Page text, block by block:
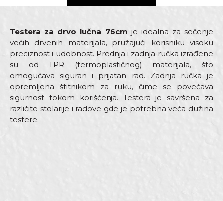
Testera za drvo lučna 76cm je idealna za sečenje
većih drvenih materijala, pružajući korisniku visoku
preciznost i udobnost. Prednja i zadnja ručka izrađene
su od TPR (termoplastičnog) materijala, što
omogućava siguran i prijatan rad. Zadnja ručka je
opremljena štitnikom za ruku, čime se povećava
sigurnost tokom korišćenja. Testera je savršena za
različite stolarije i radove gde je potrebna veća dužina
testere.